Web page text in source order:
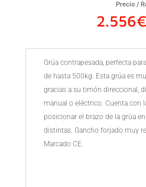
Precio /
2.556€
Grúa contrapesada, perfecta
de hasta 500kg. Esta grúa es
gracias a su timón direccional,
manual o eléctrico. Cuenta con
posicionar el brazo de la grúa
distintas. Gancho forjado muy
Marcado CE.